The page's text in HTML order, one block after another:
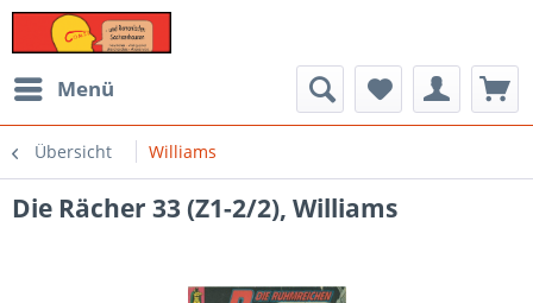
Menü
Übersicht Williams
Die Rächer 33 (Z1-2/2), Williams